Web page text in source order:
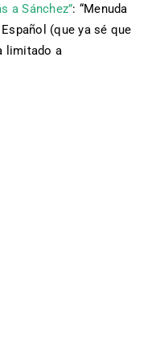
a Sánchez”: “Menuda
(que ya sé que
limitado a